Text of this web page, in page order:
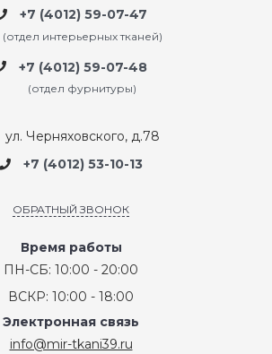
+7 (4012) 59-07-47
(отдел интерьерных тканей)
+7 (4012) 59-07-48
(отдел фурнитуры)
ул. Черняховского, д.78
+7 (4012) 53-10-13
ОБРАТНЫЙ ЗВОНОК
Время работы
ПН-СБ: 10:00 - 20:00
ВСКР: 10:00 - 18:00
Электронная связь
info@mir-tkani39.ru